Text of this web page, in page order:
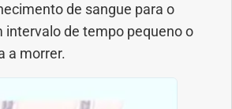
de sangue para o
intervalo de tempo pequeno o
a morrer.